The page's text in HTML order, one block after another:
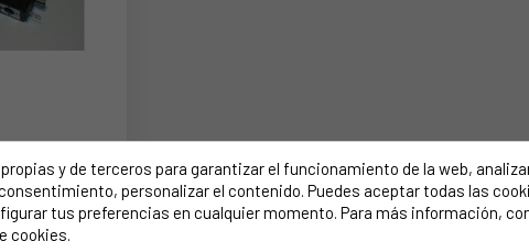
RECAMBIO 49BQ007
€
propias y de terceros para garantizar el funcionamiento de la web,
personalizar el contenido. Puedes aceptar todas las
tus preferencias en cualquier momento. Para más información,
cookies.